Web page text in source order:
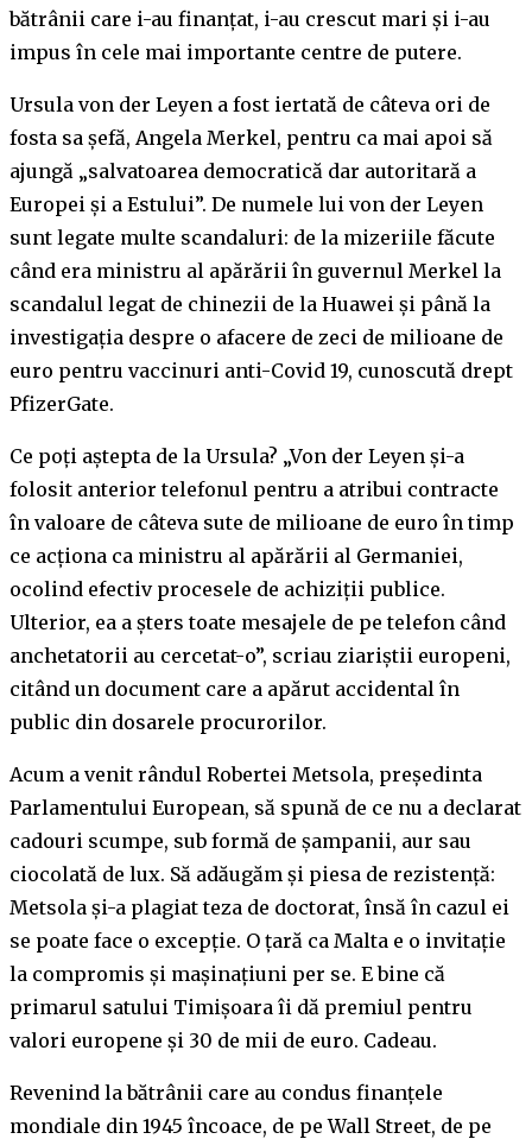
bătrânii care i-au finanțat, i-au crescut mari și i-au
impus în cele mai importante centre de putere.
Ursula von der Leyen a fost iertată de câteva ori de
fosta sa șefă, Angela Merkel, pentru ca mai apoi să
ajungă „salvatoarea democratică dar autoritară a
Europei și a Estului”. De numele lui von der Leyen
sunt legate multe scandaluri: de la mizeriile făcute
când era ministru al apărării în guvernul Merkel la
scandalul legat de chinezii de la Huawei și până la
investigația despre o afacere de zeci de milioane de
euro pentru vaccinuri anti-Covid 19, cunoscută drept
PfizerGate.
Ce poți aștepta de la Ursula? „Von der Leyen și-a
folosit anterior telefonul pentru a atribui contracte
în valoare de câteva sute de milioane de euro în timp
ce acționa ca ministru al apărării al Germaniei,
ocolind efectiv procesele de achiziții publice.
Ulterior, ea a șters toate mesajele de pe telefon când
anchetatorii au cercetat-o”, scriau ziariștii europeni,
citând un document care a apărut accidental în
public din dosarele procurorilor.
Acum a venit rândul Robertei Metsola, președinta
Parlamentului European, să spună de ce nu a declarat
cadouri scumpe, sub formă de șampanii, aur sau
ciocolată de lux. Să adăugăm și piesa de rezistență:
Metsola și-a plagiat teza de doctorat, însă în cazul ei
se poate face o excepție. O țară ca Malta e o invitație
la compromis și mașinațiuni per se. E bine că
primarul satului Timișoara îi dă premiul pentru
valori europene și 30 de mii de euro. Cadeau.
Revenind la bătrânii care au condus finanțele
mondiale din 1945 încoace, de pe Wall Street, de pe